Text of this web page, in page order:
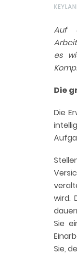
Auf
es
Die
Die
wird.
Sie
Sie,